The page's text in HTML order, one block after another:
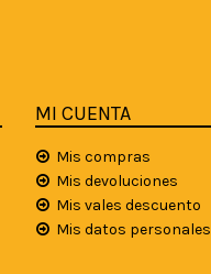
MI CUENTA
Mis compras
Mis devoluciones
Mis vales descuento
Mis datos personales